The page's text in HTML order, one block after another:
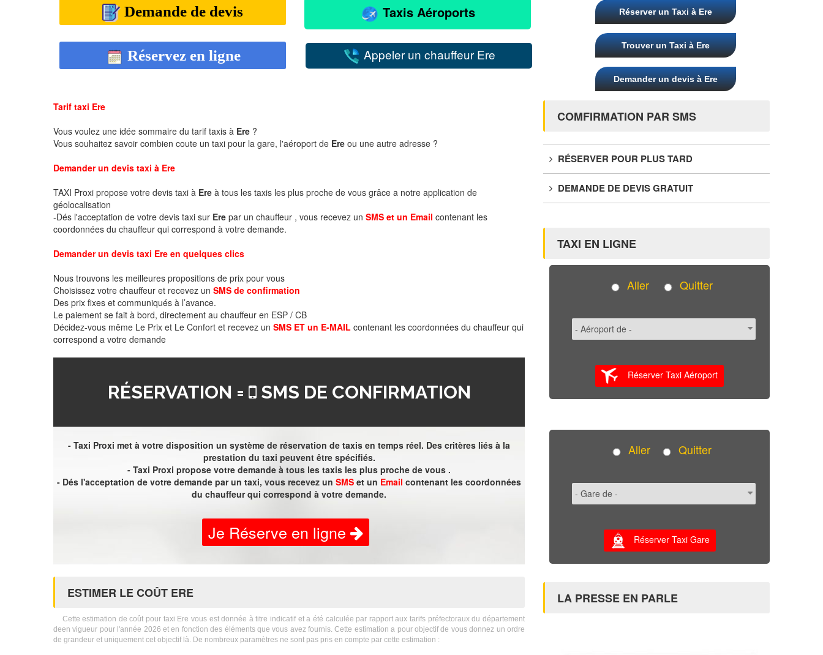
Demande de devis Taxis Aéroports
Réservez en ligne Appeler un chauffeur Ere
Tarif taxi Ere
Vous voulez une idée sommaire du tarif taxis à Ere ?
Vous souhaitez savoir combien coute un taxi pour la gare, l'aéroport de Ere ou une autre adresse ?
Demander un devis taxi à Ere
TAXI Proxi propose votre devis taxi à Ere à tous les taxis les plus proche de vous grâce a notre application de
géolocalisation
-Dés l'acceptation de votre devis taxi sur Ere par un chauffeur , vous recevez un SMS et un Email contenant les
coordonnées du chauffeur qui correspond à votre demande.
Demander un devis taxi Ere en quelques clics
Nous trouvons les meilleures propositions de prix pour vous
Choisissez votre chauffeur et recevez un SMS de confirmation
Des prix fixes et communiqués à l’avance.
Le paiement se fait à bord, directement au chauffeur en ESP / CB
Décidez-vous même Le Prix et Le Confort et recevez un SMS ET un E-MAIL contenant les coordonnées du chauffeur qui
correspond a votre demande
RÉSERVATION = SMS DE CONFIRMATION
- Taxi Proxi met à votre disposition un système de réservation de taxis en temps réel. Des critères liés à la
prestation du taxi peuvent être spécifiés.
- Taxi Proxi propose votre demande à tous les taxis les plus proche de vous .
- Dés l'acceptation de votre demande par un taxi, vous recevez un SMS et un Email contenant les coordonnées
du chauffeur qui correspond à votre demande.
Je Réserve en ligne
ESTIMER LE COÛT ERE
Cette estimation de coût pour taxi Ere vous est donnée à titre indicatif et a été calculée par rapport aux tarifs préfectoraux du département
deen vigueur pour l'année 2026 et en fonction des éléments que vous avez fournis. Cette estimation a pour objectif de vous donnez un ordre
de grandeur et uniquement cet objectif là. De nombreux paramètres ne sont pas pris en compte par cette estimation :
Réserver un Taxi à Ere
Trouver un Taxi à Ere
Demander un devis à Ere
COMFIRMATION PAR SMS
RÉSERVER POUR PLUS TARD
DEMANDE DE DEVIS GRATUIT
TAXI EN LIGNE
Aller Quitter
Réserver Taxi Aéroport
Aller Quitter
Réserver Taxi Gare
LA PRESSE EN PARLE